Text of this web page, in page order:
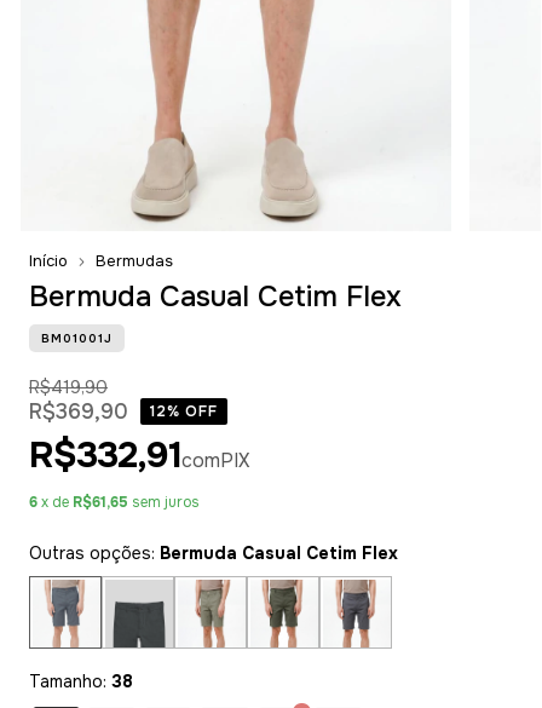
Início Bermudas
Bermuda Casual Cetim Flex
BM01001J
R$419,90
R$369,90 12% OFF
R$332,91comPIX
6x de R$61,65 sem juros
Outras opções: Bermuda Casual Cetim Flex
Tamanho: 38